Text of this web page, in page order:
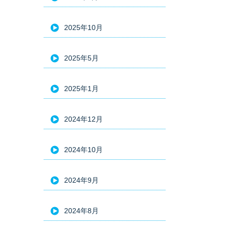
2025年10月
2025年5月
2025年1月
2024年12月
2024年10月
2024年9月
2024年8月